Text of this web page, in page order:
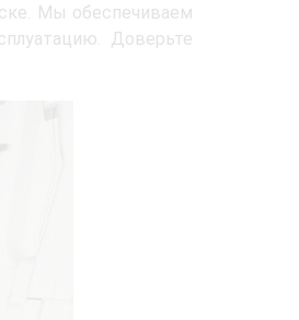
Мы обеспечиваем
Доверьте